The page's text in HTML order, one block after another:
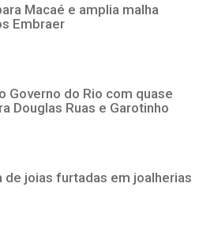
Macaé e amplia malha
Embraer
Governo do Rio com quase
Douglas Ruas e Garotinho
de joias furtadas em joalherias